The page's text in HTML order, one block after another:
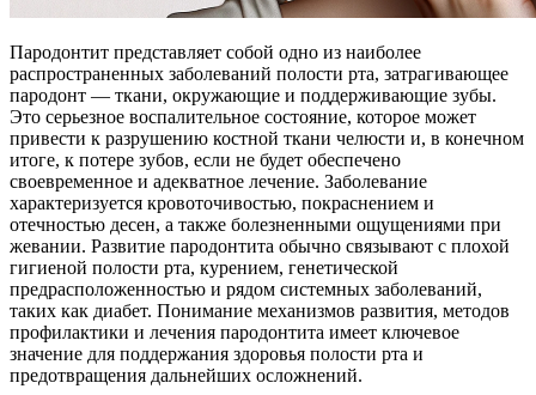
Пародонтит представляет собой одно из наиболее
распространенных заболеваний полости рта, затрагивающее
пародонт — ткани, окружающие и поддерживающие зубы.
Это серьезное воспалительное состояние, которое может
привести к разрушению костной ткани челюсти и, в конечном
итоге, к потере зубов, если не будет обеспечено
своевременное и адекватное лечение. Заболевание
характеризуется кровоточивостью, покраснением и
отечностью десен, а также болезненными ощущениями при
жевании. Развитие пародонтита обычно связывают с плохой
гигиеной полости рта, курением, генетической
предрасположенностью и рядом системных заболеваний,
таких как диабет. Понимание механизмов развития, методов
профилактики и лечения пародонтита имеет ключевое
значение для поддержания здоровья полости рта и
предотвращения дальнейших осложнений.